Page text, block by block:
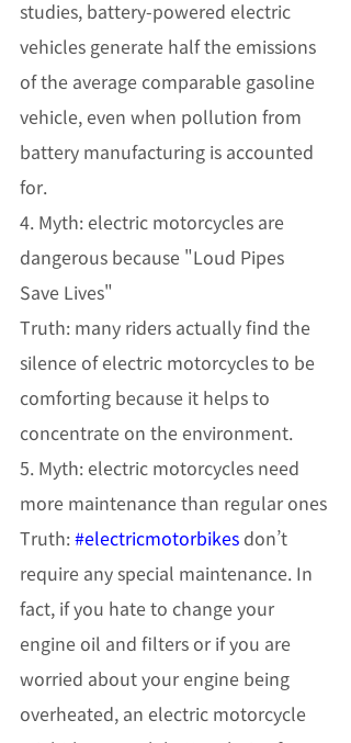
studies, battery-powered electric
vehicles generate half the emissions
of the average comparable gasoline
vehicle, even when pollution from
battery manufacturing is accounted
for.
4. Myth: electric motorcycles are
dangerous because "Loud Pipes
Save Lives"
Truth: many riders actually find the
silence of electric motorcycles to be
comforting because it helps to
concentrate on the environment.
5. Myth: electric motorcycles need
more maintenance than regular ones
Truth: #electricmotorbikes don’t
require any special maintenance. In
fact, if you hate to change your
engine oil and filters or if you are
worried about your engine being
overheated, an electric motorcycle